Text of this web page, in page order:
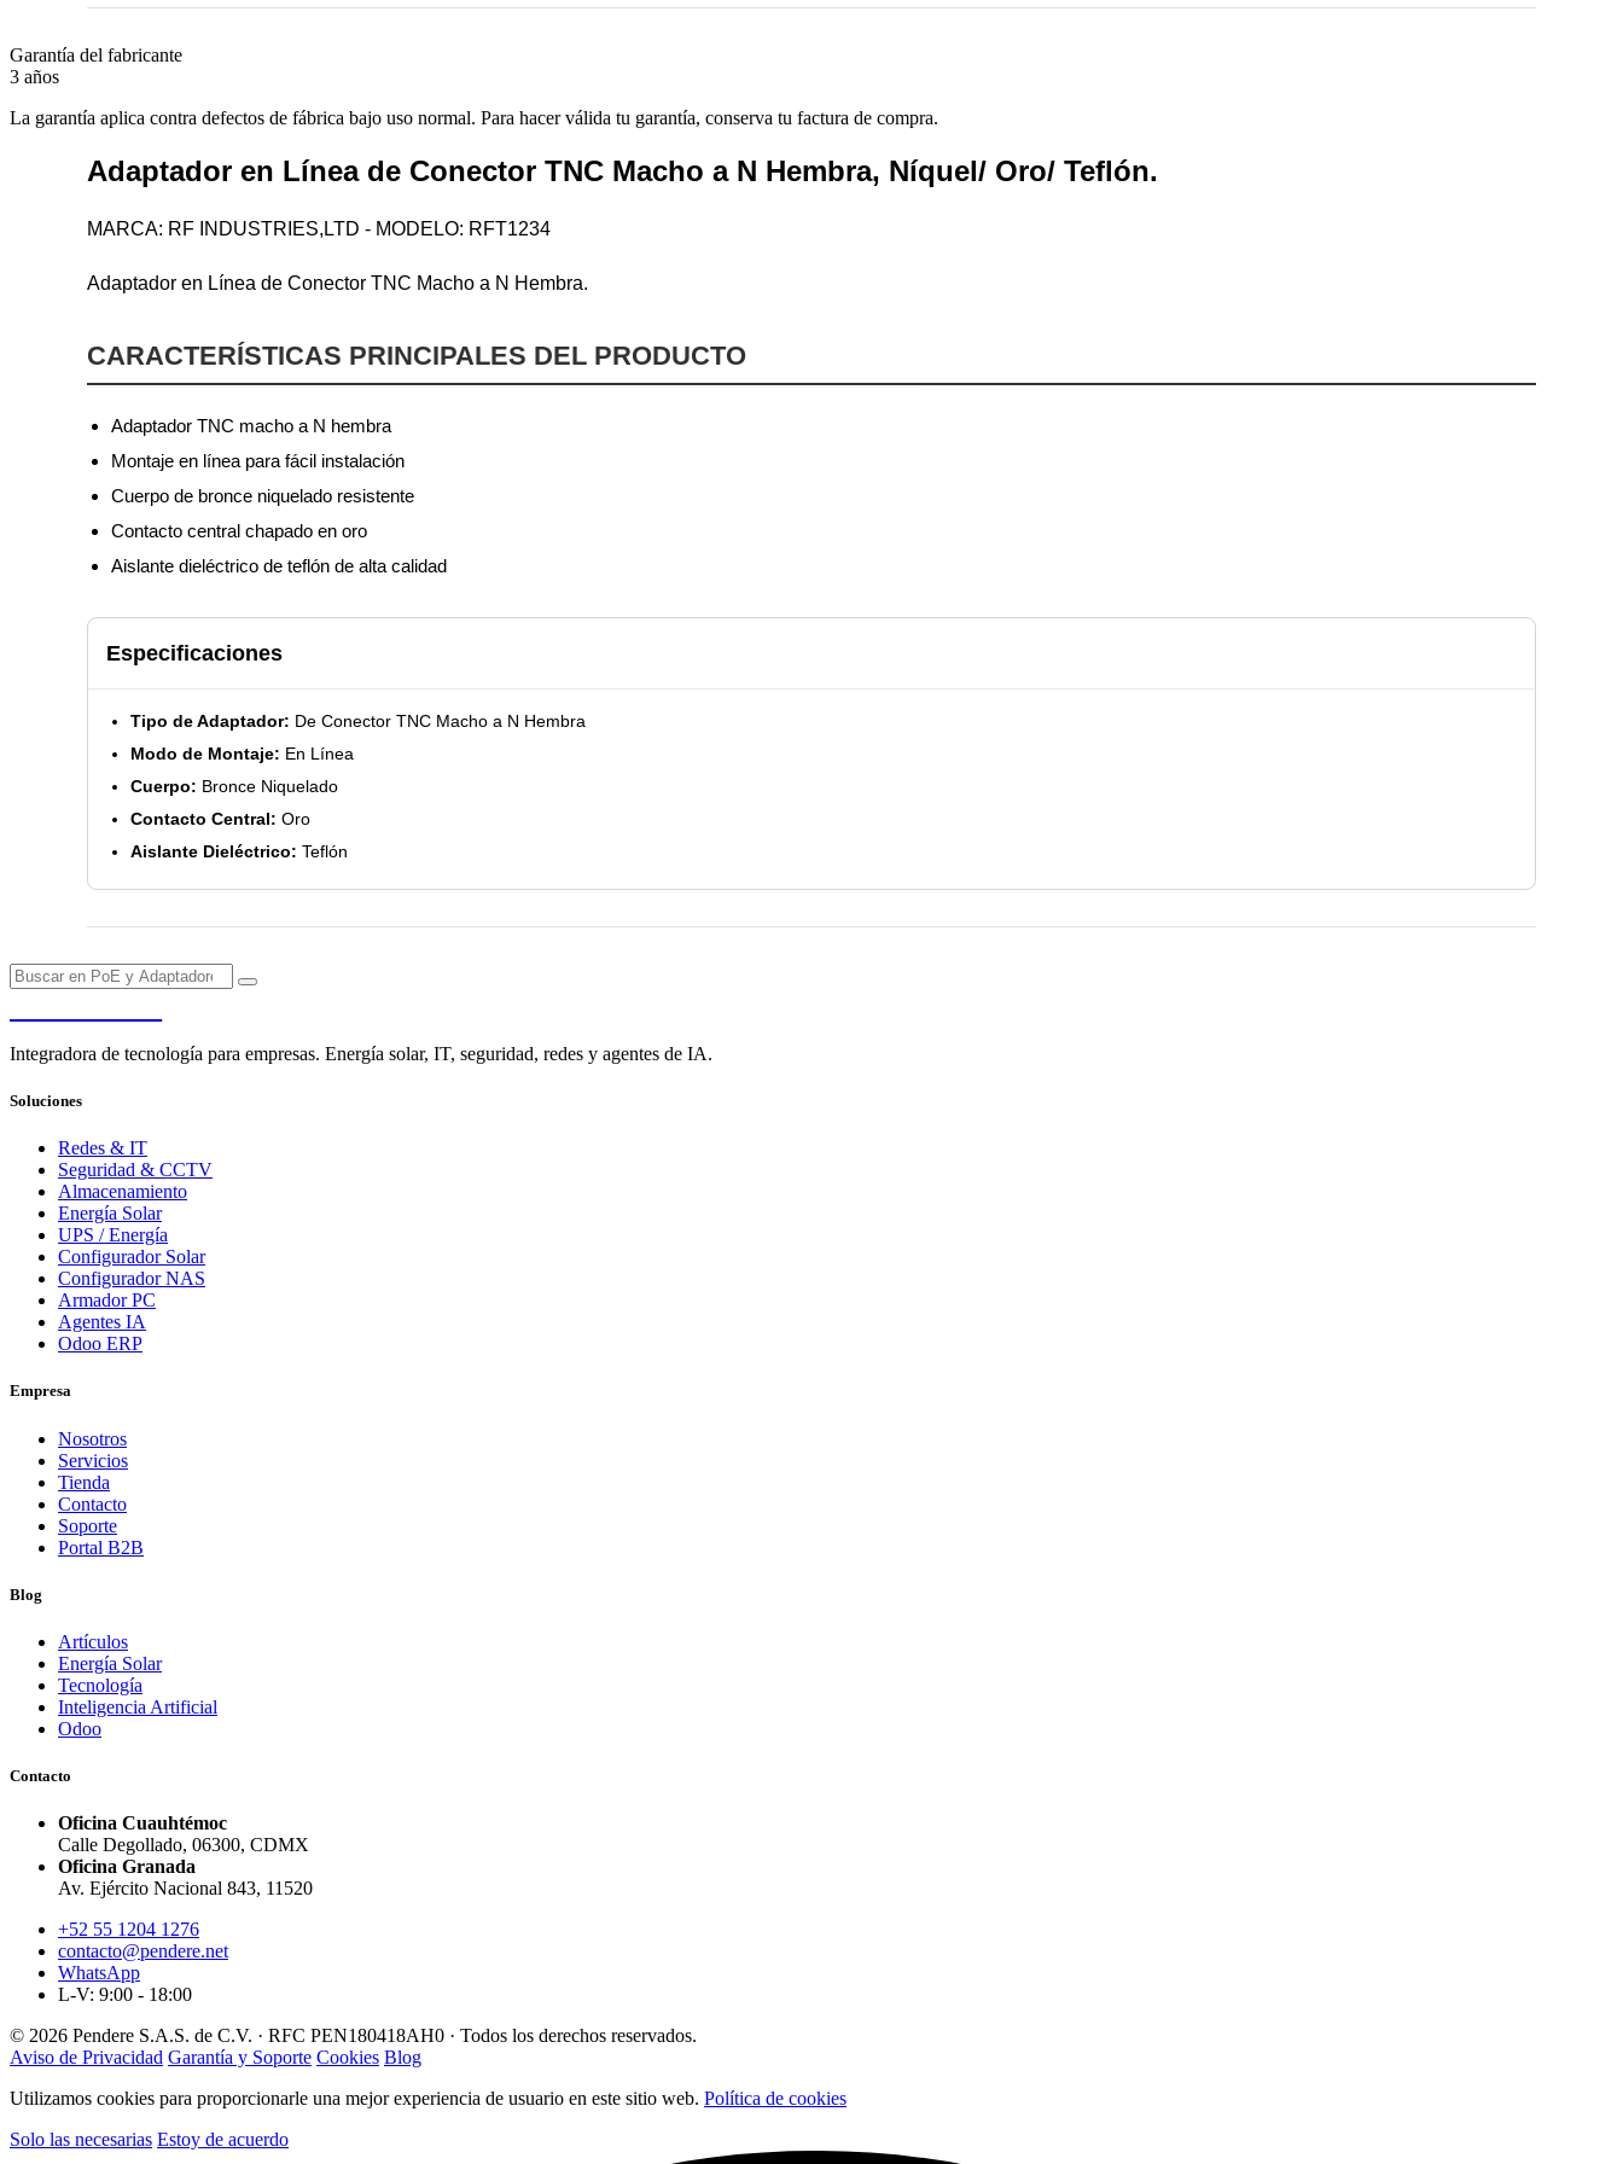
Garantía del fabricante
3 años
La garantía aplica contra defectos de fábrica bajo uso normal. Para hacer válida tu garantía, conserva tu factura de compra.
Adaptador en Línea de Conector TNC Macho a N Hembra, Níquel/ Oro/ Teflón.
MARCA: RF INDUSTRIES,LTD - MODELO: RFT1234
Adaptador en Línea de Conector TNC Macho a N Hembra.
CARACTERÍSTICAS PRINCIPALES DEL PRODUCTO
Adaptador TNC macho a N hembra
Montaje en línea para fácil instalación
Cuerpo de bronce niquelado resistente
Contacto central chapado en oro
Aislante dieléctrico de teflón de alta calidad
Especificaciones
Tipo de Adaptador: De Conector TNC Macho a N Hembra
Modo de Montaje: En Línea
Cuerpo: Bronce Niquelado
Contacto Central: Oro
Aislante Dieléctrico: Teflón
Integradora de tecnología para empresas. Energía solar, IT, seguridad, redes y agentes de IA.
Soluciones
Redes & IT
Seguridad & CCTV
Almacenamiento
Energía Solar
UPS / Energía
Configurador Solar
Configurador NAS
Armador PC
Agentes IA
Odoo ERP
Empresa
Nosotros
Servicios
Tienda
Contacto
Soporte
Portal B2B
Blog
Artículos
Energía Solar
Tecnología
Inteligencia Artificial
Odoo
Contacto
Oficina Cuauhtémoc
Calle Degollado, 06300, CDMX
Oficina Granada
Av. Ejército Nacional 843, 11520
+52 55 1204 1276
contacto@pendere.net
WhatsApp
L-V: 9:00 - 18:00
© 2026 Pendere S.A.S. de C.V. · RFC PEN180418AH0 · Todos los derechos reservados.
Aviso de Privacidad Garantía y Soporte Cookies Blog
Utilizamos cookies para proporcionarle una mejor experiencia de usuario en este sitio web. Política de cookies
Solo las necesarias Estoy de acuerdo